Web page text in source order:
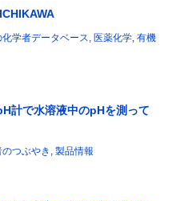
化学者データベース, 医薬化学, 有機
計で水溶液中のpHを測って
つぶやき , 製品情報